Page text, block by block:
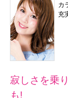
カ
充
寂しさを乗
も!